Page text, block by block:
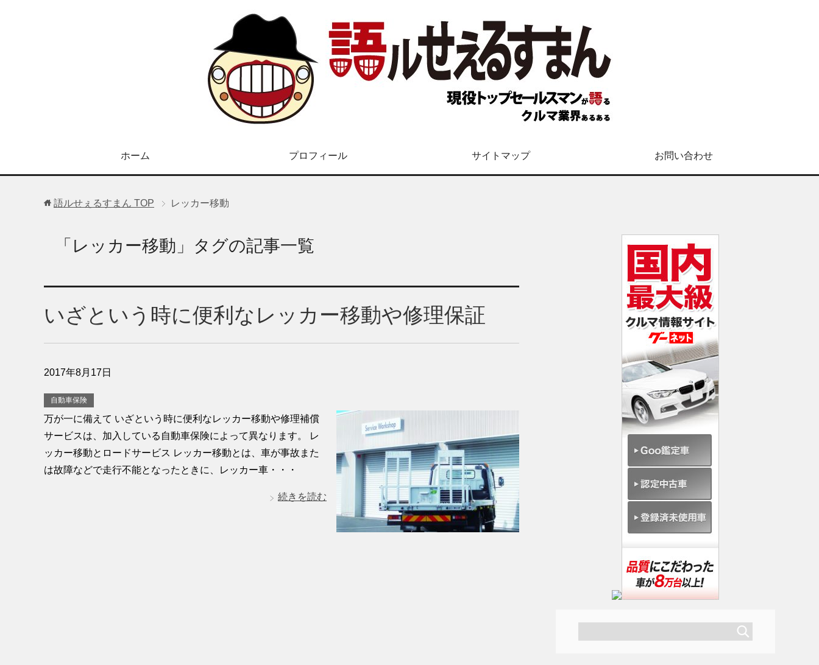
ホーム プロフィール サイトマップ お問い合わせ
語ルせぇるすまん TOP レッカー移動
「レッカー移動」タグの記事一覧
いざという時に便利なレッカー移動や修理保証
2017年8月17日
自動車保険
万が一に備えて いざという時に便利なレッカー移動や修理補償
サービスは、加入している自動車保険によって異なります。 レ
ッカー移動とロードサービス レッカー移動とは、車が事故また
は故障などで走行不能となったときに、レッカー車・・・
続きを読む